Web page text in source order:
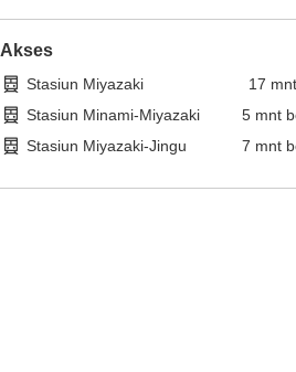
Akses
Stasiun Miyazaki 17 mnt
Stasiun Minami-Miyazaki
5mnt
Stasiun Miyazaki-Jingu
7 mnt